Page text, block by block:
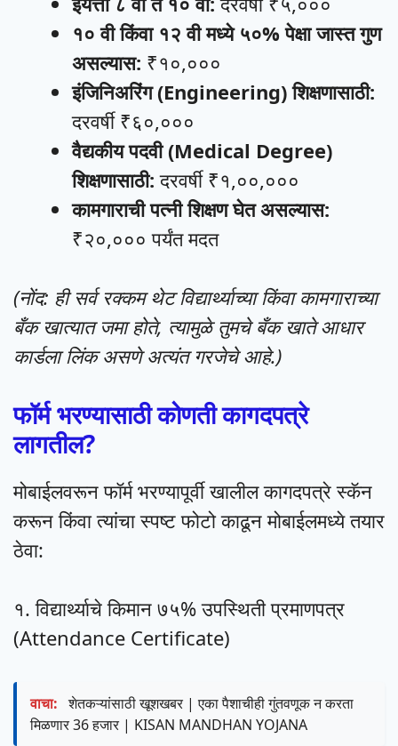
१० वी किंवा १२ वी मध्ये ५०% पेक्षा जास्त गुण
असल्यास: ₹१०,०००
इंजिनिअरिंग (Engineering) शिक्षणासाठी:
दरवर्षी ₹६०,०००
वैद्यकीय पदवी (Medical Degree)
शिक्षणासाठी: दरवर्षी ₹१,००,०००
कामगाराची पत्नी शिक्षण घेत असल्यास:
₹२०,००० पर्यंत मदत
(नोंद: ही सर्व रक्कम थेट विद्यार्थ्याच्या किंवा कामगाराच्या
बँक खात्यात जमा होते, त्यामुळे तुमचे बँक खाते आधार
कार्डला लिंक असणे अत्यंत गरजेचे आहे.)
फॉर्म भरण्यासाठी कोणती कागदपत्रे
लागतील?
मोबाईलवरून फॉर्म भरण्यापूर्वी खालील कागदपत्रे स्कॅन
करून किंवा त्यांचा स्पष्ट फोटो काढून मोबाईलमध्ये तयार
ठेवा:
१. विद्यार्थ्याचे किमान ७५% उपस्थिती प्रमाणपत्र
(Attendance Certificate)
वाचा: शेतकऱ्यांसाठी खूशखबर | एका पैशाचीही गुंतवणूक न करता
मिळणार 36 हजार | KISAN MANDHAN YOJANA